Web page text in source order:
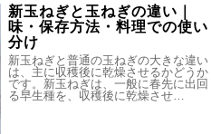
新玉ねぎと玉ねぎの違い｜
味・保存方法・料理での使い
分け
新玉ねぎと普通の玉ねぎの大きな違い
は、主に収穫後に乾燥させるかどうか
です。新玉ねぎは、一般に春先に出回
る早生種を、収穫後に乾燥させ…